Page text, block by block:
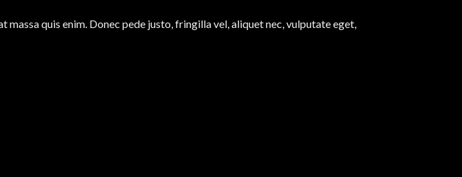
massa quis enim. Donec pede justo, fringilla vel, aliquet nec, vulputate eget,